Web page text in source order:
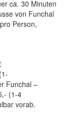
ca. 30 Minuten
von Funchal
Person,
Funchal –
(1-4
vorab.